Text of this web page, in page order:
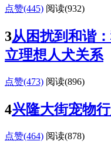
点赞(445) 阅读(932)
3从困扰到和谐
立理想人犬关系
点赞(473) 阅读(896)
4兴隆大街宠物
点赞(464) 阅读(878)